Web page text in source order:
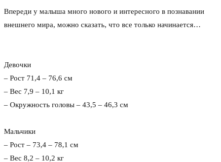
Впереди у малыша много нового и интересного в познавании
внешнего мира, можно сказать, что все только начинается…
Девочки
– Рост 71,4 – 76,6 см
– Вес 7,9 – 10,1 кг
– Окружность головы – 43,5 – 46,3 см
Мальчики
– Рост – 73,4 – 78,1 см
– Вес 8,2 – 10,2 кг